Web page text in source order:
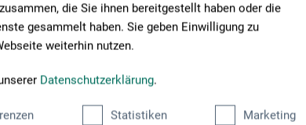
die Sie ihnen bereitgestellt haben oder die
gesammelt haben. Sie geben Einwilligung zu
weiterhin nutzen.
Datenschutzerklärung.
Statistiken Marketing
auf das Papier zu bringen.
nach dem Motto, das Essen wird